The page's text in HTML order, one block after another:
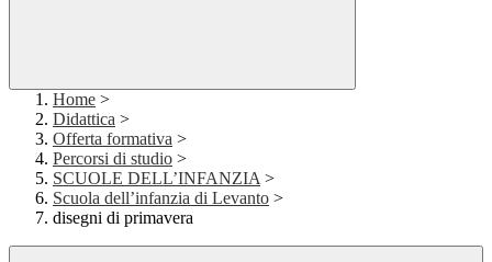
Home >
Didattica >
Offerta formativa >
Percorsi di studio >
SCUOLE DELL’INFANZIA >
Scuola dell’infanzia di Levanto >
disegni di primavera